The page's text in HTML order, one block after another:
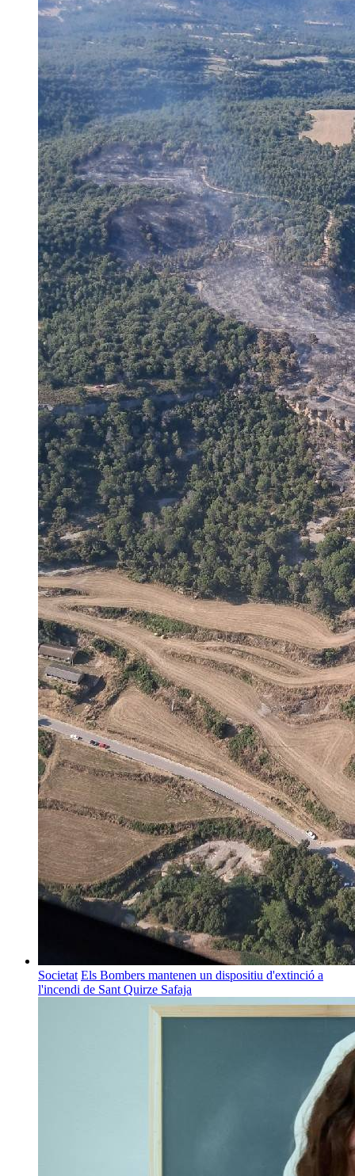
Societat Els Bombers mantenen un dispositiu d'extinció a
l'incendi de Sant Quirze Safaja